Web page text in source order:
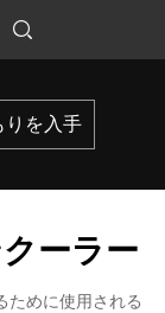
りを入手
ーラー
ために使用される